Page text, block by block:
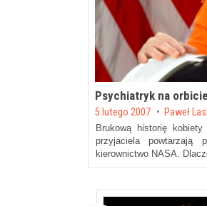
Psychiatryk na orbicie
Posted on
5 lutego 2007 by Paweł
Brukową historię
przyjaciela powtarzają
kierownictwo NASA.